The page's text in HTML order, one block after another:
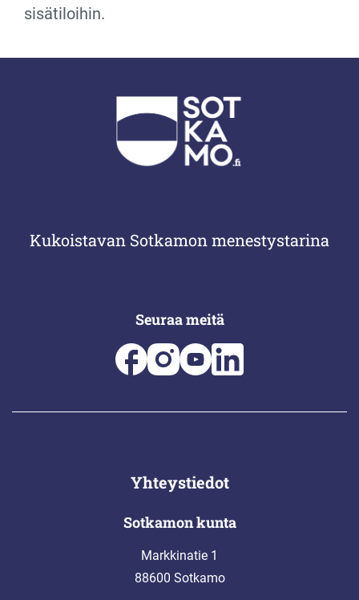
sisätiloihin.
Kukoistavan Sotkamon menestystarina
Seuraa meitä
Yhteystiedot
Sotkamon kunta
Markkinatie 1
88600 Sotkamo